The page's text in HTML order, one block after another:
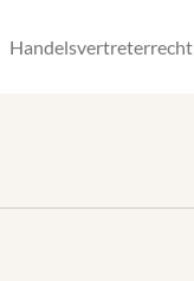
Handelsvertreterrecht